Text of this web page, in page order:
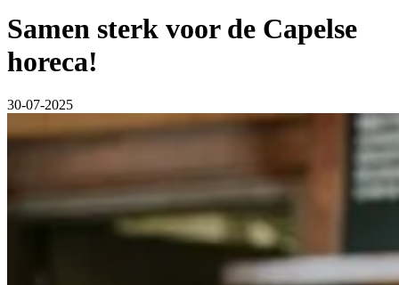
Samen sterk voor de Capelse
horeca!
30-07-2025